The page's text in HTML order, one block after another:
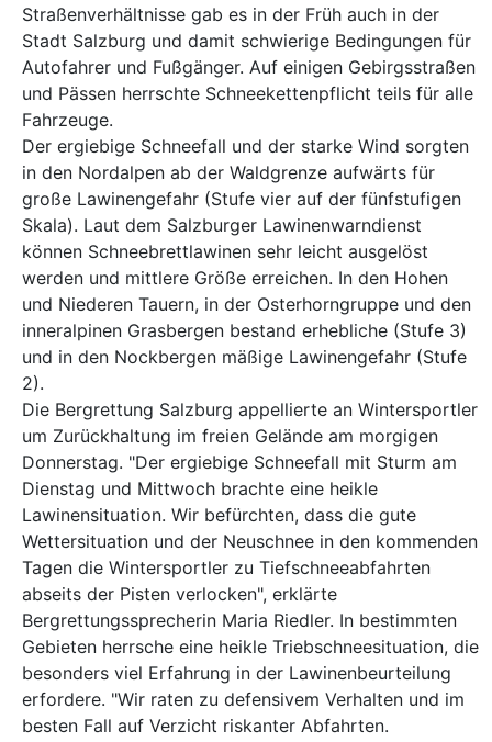
Straßenverhältnisse gab es in der Früh auch in der
Stadt Salzburg und damit schwierige Bedingungen für
Autofahrer und Fußgänger. Auf einigen Gebirgsstraßen
und Pässen herrschte Schneekettenpflicht teils für alle
Fahrzeuge.
Der ergiebige Schneefall und der starke Wind sorgten
in den Nordalpen ab der Waldgrenze aufwärts für
große Lawinengefahr (Stufe vier auf der fünfstufigen
Skala). Laut dem Salzburger Lawinenwarndienst
können Schneebrettlawinen sehr leicht ausgelöst
werden und mittlere Größe erreichen. In den Hohen
und Niederen Tauern, in der Osterhorngruppe und den
inneralpinen Grasbergen bestand erhebliche (Stufe 3)
und in den Nockbergen mäßige Lawinengefahr (Stufe
2).
Die Bergrettung Salzburg appellierte an Wintersportler
um Zurückhaltung im freien Gelände am morgigen
Donnerstag. "Der ergiebige Schneefall mit Sturm am
Dienstag und Mittwoch brachte eine heikle
Lawinensituation. Wir befürchten, dass die gute
Wettersituation und der Neuschnee in den kommenden
Tagen die Wintersportler zu Tiefschneeabfahrten
abseits der Pisten verlocken", erklärte
Bergrettungssprecherin Maria Riedler. In bestimmten
Gebieten herrsche eine heikle Triebschneesituation, die
besonders viel Erfahrung in der Lawinenbeurteilung
erfordere. "Wir raten zu defensivem Verhalten und im
besten Fall auf Verzicht riskanter Abfahrten.